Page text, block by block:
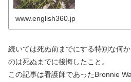
www.english360.jp
続いては死ぬ前までにする特別な何
のは死ぬまでに後悔したこと。
この記事は看護師であったBronnie